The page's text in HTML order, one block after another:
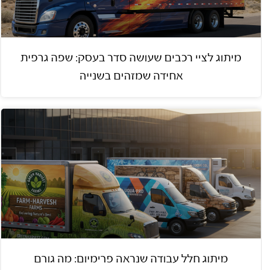
מיתוג לציי רכבים שעושה סדר בעסק: שפה גרפית
אחידה שמזהים בשנייה
מיתוג חלל עבודה שנראה פרימיום: מה גורם